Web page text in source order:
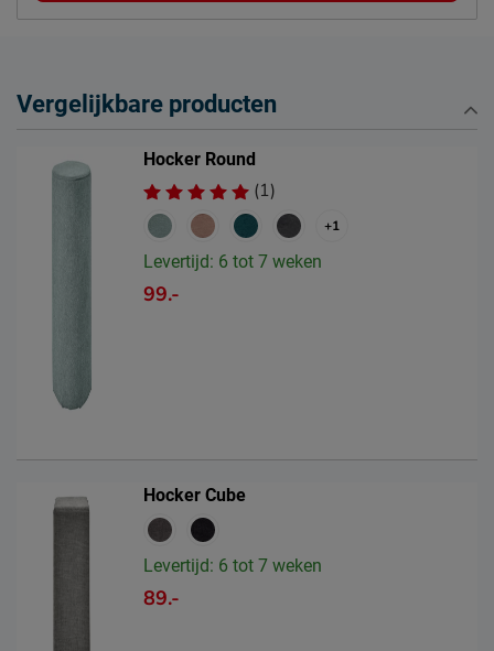
Vergelijkbare producten
Hocker Round
(1)
+1
Levertijd: 6 tot 7 weken
99.-
Hocker Cube
Levertijd: 6 tot 7 weken
89.-